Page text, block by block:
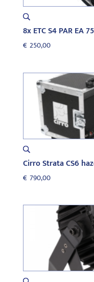
8x ETC S4 PAR EA
€ 250,00
Cirro Strata CS6
€ 790,00